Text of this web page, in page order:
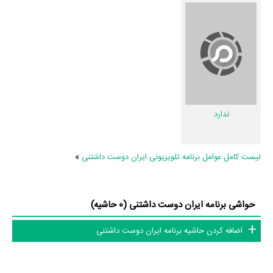
حد قانع نیستیم؛ باید به‌کمک علاقمندان فیلم، سریال و تئاتر، این دایرة‌المعارف
کامل‌تر کنیم.
ندارد
لیست کامل عوامل برنامه تلویزیونی ایران دوست داشتنی »
حواشی برنامه ایران دوست داشتنی (0 حاشیه)
اضافه کردن حاشیه برنامه ایران دوست داشتنی